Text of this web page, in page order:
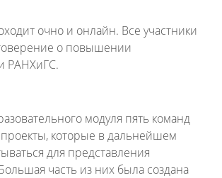
очно и онлайн. Все участники
о повышении
РАНХиГС.
модуля пять команд
которые в дальнейшем
для представления
часть из них была создана